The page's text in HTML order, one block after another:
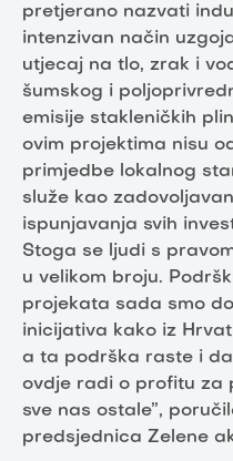
pretjerano nazvati
intenzivan način
utjecaj na tlo, zrak i
šumskog i
emisije stakleničkih
ovim projektima nisu
primjedbe lokalnog
služe kao
ispunjavanja svih
Stoga se ljudi s
u velikom broju.
projekata sada smo
inicijativa kako iz
a ta podrška raste i
ovdje radi o profitu za
sve nas ostale”,
predsjednica Zelene